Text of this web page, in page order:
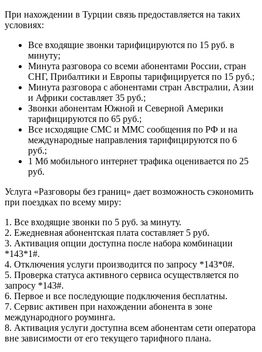
При нахождении в Турции связь предоставляется на таких
условиях:
Все входящие звонки тарифицируются по 15 руб. в
минуту;
Минута разговора со всеми абонентами России, стран
СНГ, Прибалтики и Европы тарифицируется по 15 руб.;
Минута разговора с абонентами стран Австралии, Азии
и Африки составляет 35 руб.;
Звонки абонентам Южной и Северной Америки
тарифицируются по 65 руб.;
Все исходящие СМС и ММС сообщения по РФ и на
международные направления тарифицируются по 6
руб.;
1 Мб мобильного интернет трафика оценивается по 25
руб.
Услуга «Разговоры без границ» дает возможность сэкономить
при поездках по всему миру:
1. Все входящие звонки по 5 руб. за минуту.
2. Ежедневная абонентская плата составляет 5 руб.
3. Активация опции доступна после набора комбинации
*143*1#.
4. Отключения услуги производится по запросу *143*0#.
5. Проверка статуса активного сервиса осуществляется по
запросу *143#.
6. Первое и все последующие подключения бесплатны.
7. Сервис активен при нахождении абонента в зоне
международного роуминга.
8. Активация услуги доступна всем абонентам сети оператора
вне зависимости от его текущего тарифного плана.